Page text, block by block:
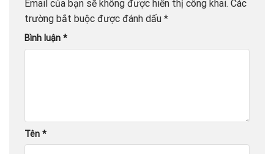
Email của bạn sẽ không được hiển thị công khai. Các
trường bắt buộc được đánh dấu *
Bình luận *
Tên *